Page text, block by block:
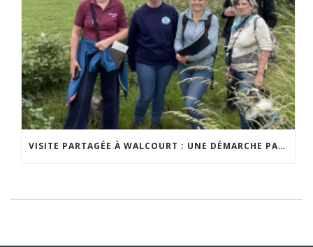
VISITE PARTAGÉE À WALCOURT : UNE DÉMARCHE PARTICIPATIVE ANIMÉE PAR ESPACE ENVIRONNEMENT